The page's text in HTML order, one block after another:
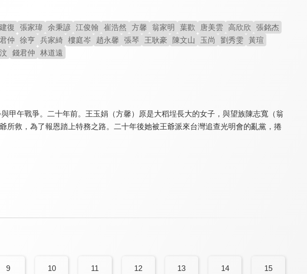
更新至第 162 集 全 454 集 全 260 集
7.0
愛你沒條件 8.0
台灣作家劇場 8.0
醒世媳婦
復 張家瑋 余秉諺 江俊翰 崔浩然 方馨 翁家明 葉歡 唐美雲 高欣欣
張銘杰
仲 徐亨 兵家綺 樓庭岑 趙永馨 張琴 王耿豪 陳文山 玉尚 劉秀雯
黃瑄
錢君仲 林道遠
甲午戰爭。二十年前。王玉娟（方馨）原是大稻埕長大的女子，與望族陳志寬（翁
所救，為了報恩踏上特務之路。二十年後她被王爺派來台灣追查光明會的亂黨，捲
9 10 11 12 13 14 15